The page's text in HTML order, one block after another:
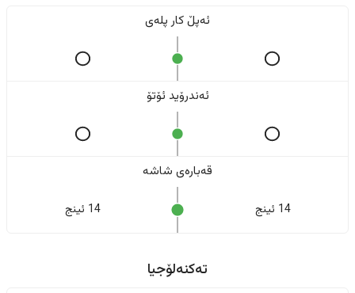
ئەپڵ کار پلەی
ئەندرۆید ئۆتۆ
قەبارەی شاشە
14 ئینج 14 ئینج
تەکنەلۆجیا